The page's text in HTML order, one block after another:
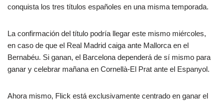
conquista los tres títulos españoles en una misma temporada.
La confirmación del título podría llegar este mismo miércoles,
en caso de que el Real Madrid caiga ante Mallorca en el
Bernabéu. Si ganan, el Barcelona dependerá de sí mismo para
ganar y celebrar mañana en Cornellà-El Prat ante el Espanyol.
Ahora mismo, Flick está exclusivamente centrado en ganar el